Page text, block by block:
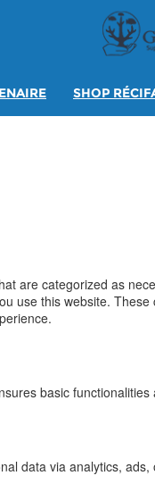
SHOP
are categorized as
use this website.
basic
data via analytics,